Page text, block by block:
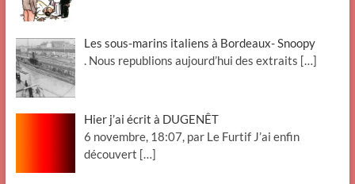
Les sous-marins italiens à Bordeaux- Snoopy
. Nous republions aujourd’hui des extraits […]
Hier j’ai écrit à DUGENÊT
6 novembre, 18:07, par Le Furtif J’ai enfin
découvert […]